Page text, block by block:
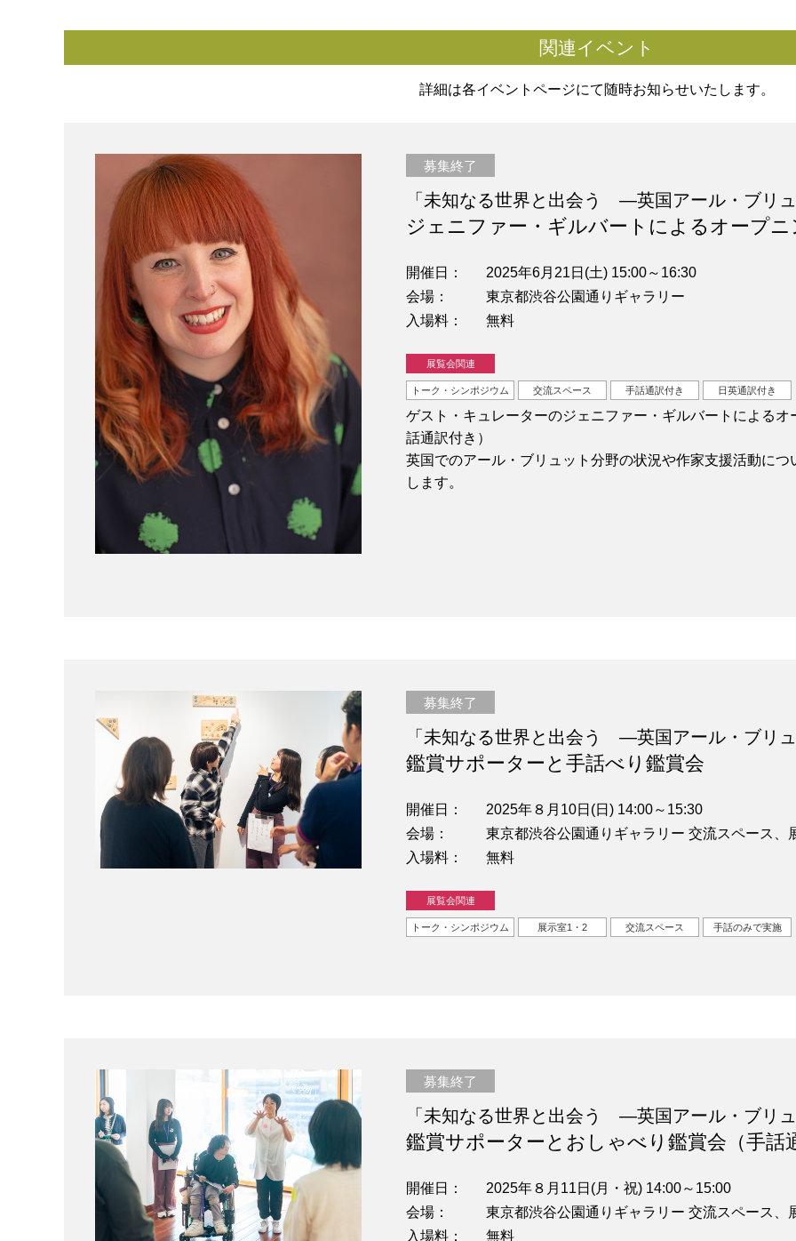
関連イベント
詳細は各イベントページにて随時お知らせいたします。
募集終了
「未知なる世界と出会う —英国アール・ブリ
ジェニファー・ギルバートによるオープニ
開催日
2025年6月21日(土) 15:00～16:30
会場
東京都渋谷公園通りギャラリー
入場料
無料
展覧会関連
トーク・シンポジウム 交流スペース 手話通訳付き 日英通訳付き
ゲスト・キュレーターのジェニファー・ギルバートによる
話通訳付き）
英国でのアール・ブリュット分野の状況や作家支援活動に
します。
募集終了
「未知なる世界と出会う —英国アール・ブリ
鑑賞サポーターと手話べり鑑賞会
開催日
2025年８月10日(日) 14:00～15:30
会場
東京都渋谷公園通りギャラリー 交流スペース、
入場料
無料
展覧会関連
トーク・シンポジウム 展示室1・2 交流スペース 手話のみで実施
募集終了
「未知なる世界と出会う —英国アール・ブリ
鑑賞サポーターとおしゃべり鑑賞会（手話
開催日
2025年８月11日(月・祝) 14:00～15:00
会場
東京都渋谷公園通りギャラリー 交流スペース、
入場料
無料